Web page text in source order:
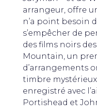
arrangeur, offre
n’a point besoin
s’empêcher de
des films noirs
Mountain, un
d’arrangements
timbre
enregistré avec
Portishead et